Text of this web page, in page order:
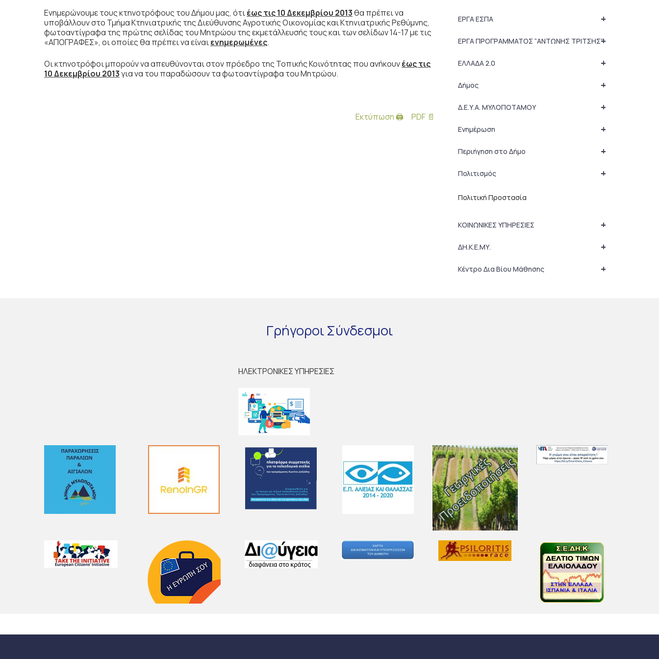
Ενημερώνουμε τους κτηνοτρόφους του Δήμου μας, ότιέως τις 10 Δεκεμβρίου 2013θα πρέπει να
υποβάλλουν στο Τμήμα Κτηνιατρικής της Διεύθυνσης Αγροτικής Οικονομίας και Κτηνιατρικής Ρεθύμνης,
φωτοαντίγραφα της πρώτης σελίδας του Μητρώου της εκμετάλλευσής τους και των σελίδων 14-17 με τις
«ΑΠΟΓΡΑΦΕΣ», οι οποίες θα πρέπει να είναιενημερωμένες.
Οι κτηνοτρόφοι μπορούν να απευθύνονται στον πρόεδρο της Τοπικής Κοινότητας που ανήκουνέως τις
10 Δεκεμβρίου 2013για να του παραδώσουν τα φωτοαντίγραφα του Μητρώου.
Εκτύπωση 🖨 PDF 📄
+
ΕΡΓΑ ΕΣΠΑ
+
ΕΡΓΑ ΠΡΟΓΡΑΜΜΑΤΟΣ “ΑΝΤΩΝΗΣ ΤΡΙΤΣΗΣ”
+
ΕΛΛΑΔΑ 2.0
+
Δήμος
+
Δ.Ε.Υ.Α. ΜΥΛΟΠΟΤΑΜΟΥ
+
Ενημέρωση
+
Περιήγηση στο Δήμο
+
Πολιτισμός
Πολιτική Προστασία
+
ΚΟΙΝΩΝΙΚΕΣ ΥΠΗΡΕΣΙΕΣ
+
ΔΗ.Κ.Ε.ΜΥ.
+
Κέντρο Δια Βίου Μάθησης
ΓρήγοροιΣύνδεσμοι
ΗΛΕΚΤΡΟΝΙΚΕΣ ΥΠΗΡΕΣΙΕΣ